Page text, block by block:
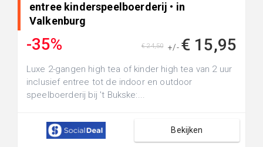
entree kinderspeelboerderij • in
Valkenburg
-35% +/- € 15,95
€ 24,50
Luxe 2-gangen high tea of kinder high tea van 2 uur
inclusief entree tot de indoor en outdoor
speelboerderij bij 't Bukske:...
Bekijken